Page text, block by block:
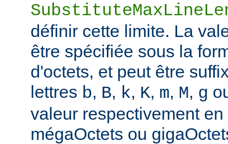
définir cette limite. La
être spécifiée sous la
d'octets, et peut être
lettres b, B, k, K, m, M, g
valeur respectivement
mégaOctets ou